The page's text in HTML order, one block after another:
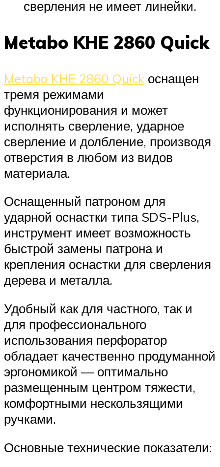
сверления не имеет линейки.
Metabo KHE 2860 Quick
Metabo KHE 2860 Quick оснащен
тремя режимами
функционирования и может
исполнять сверление, ударное
сверление и долбление, производя
отверстия в любом из видов
материала.
Оснащенный патроном для
ударной оснастки типа SDS-Plus,
инструмент имеет возможность
быстрой замены патрона и
крепления оснастки для сверления
дерева и металла.
Удобный как для частного, так и
для профессионального
использования перфоратор
обладает качественно продуманной
эргономикой — оптимально
размещенным центром тяжести,
комфортными нескользящими
ручками.
Основные технические показатели: